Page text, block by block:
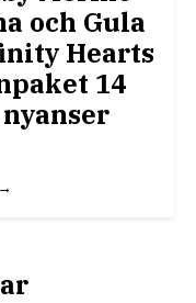
och Gula
Hearts
14